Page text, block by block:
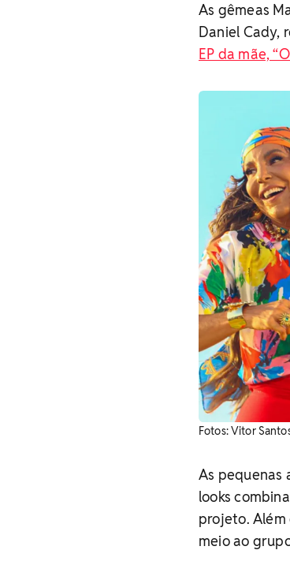
As gêmeas
Daniel Cady,
EP da mãe,
Fotos: Vitor
As pequenas
looks
projeto. Além
meio ao